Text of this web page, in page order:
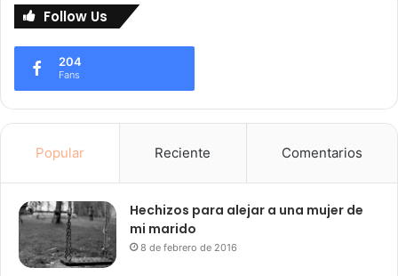
Follow Us
204
Fans
Popular Reciente Comentarios
Hechizos para alejar a una mujer de
mi marido
8 de febrero de 2016